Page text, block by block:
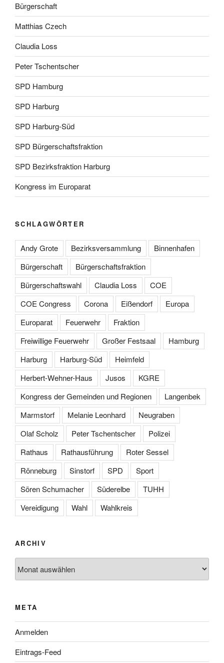
Bürgerschaft
Matthias Czech
Claudia Loss
Peter Tschentscher
SPD Hamburg
SPD Harburg
SPD Harburg-Süd
SPD Bürgerschaftsfraktion
SPD Bezirksfraktion Harburg
Kongress im Europarat
SCHLAGWÖRTER
Andy Grote Bezirksversammlung
Binnenhafen
Bürgerschaft
Bürgerschaftsfraktion
Bürgerschaftswahl
Claudia Loss
COE
COE Congress
Corona Eißendorf
Europa
Europarat
Feuerwehr
Fraktion
Freiwillige Feuerwehr
Großer Festsaal
Hamburg
Harburg
Harburg-Süd
Heimfeld
Herbert-Wehner-Haus
Jusos
KGRE
Kongress der Gemeinden und Regionen
Langenbek
Marmstorf
Melanie Leonhard
Neugraben
Olaf Scholz
Peter Tschentscher
Polizei
Rathaus
Rathausführung
Roter Sessel
Rönneburg
Sinstorf SPD
Sport
Sören Schumacher
Süderelbe
TUHH
Vereidigung
Wahl Wahlkreis
ARCHIV
META
Anmelden
Eintrags-Feed